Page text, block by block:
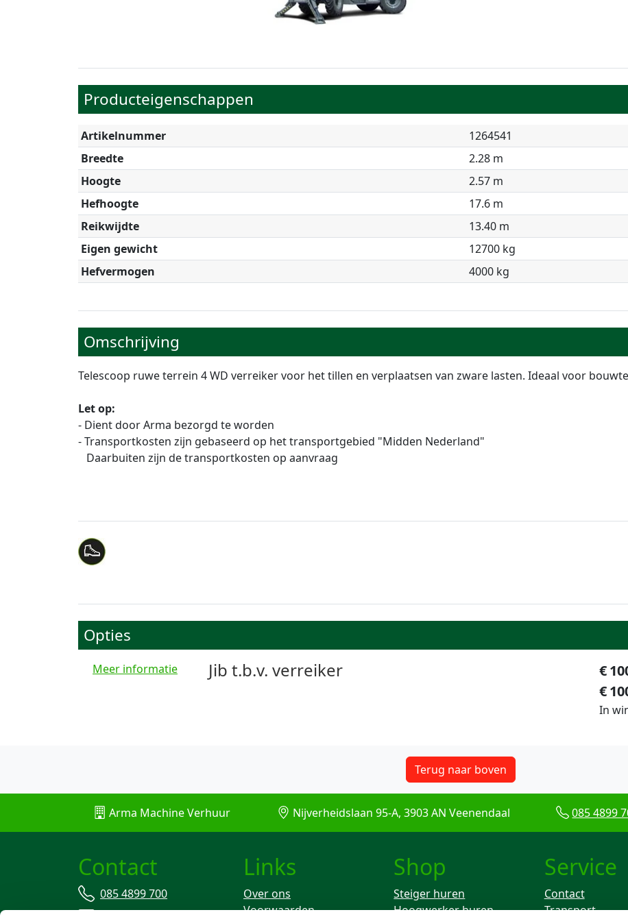
Producteigenschappen
Artikelnummer
1264541
Breedte
2.28 m
Hoogte
2.57 m
Hefhoogte
17.6 m
Reikwijdte
13.40 m
Eigen gewicht
12700 kg
Hefvermogen
4000 kg
Omschrijving
Telescoop ruwe terrein 4 WD verreiker voor het tillen en verplaatsen van zware lasten. Ideaal voor
Let op:
- Dient door Arma bezorgd te worden
- Transportkosten zijn gebaseerd op het transportgebied "Midden Nederland"
Daarbuiten zijn de transportkosten op aanvraag
Opties
Meer informatie €
€
In
Jib t.b.v. verreiker
Terug naar boven
Arma Machine Verhuur Nijverheidslaan 95-A, 3903 AN Veenendaal 085 4899
Contact
085 4899 700
info@machineverhuur.nl
Links
Over ons
Voorwaarden
Shop
Steiger huren
Hoogwerker huren
Service
Contact
Transport